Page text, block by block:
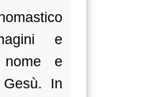
e
nome e
In